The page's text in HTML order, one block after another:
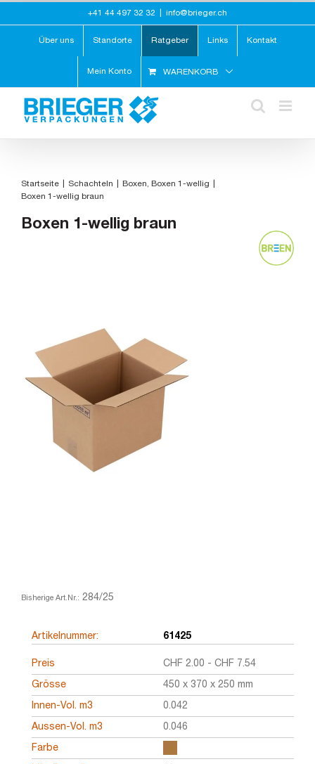
springen
+41 44 497 32 32 info@brieger.ch
Über uns Standorte Ratgeber Links Kontakt
Mein Konto WARENKORB
Startseite Schachteln Boxen
Boxen 1-wellig
Boxen 1-wellig braun
Boxen 1-wellig braun
Bisherige Art.Nr.: 284/25
Artikelnummer: 61425
Preis CHF 2.00 - CHF 7.54
Grösse 450 x 370 x 250 mm
Innen-Vol. m3 0.042
Aussen-Vol. m3 0.046
Farbe